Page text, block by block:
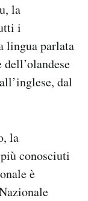
la
i
lingua parlata
dal
la
conosciuti
è